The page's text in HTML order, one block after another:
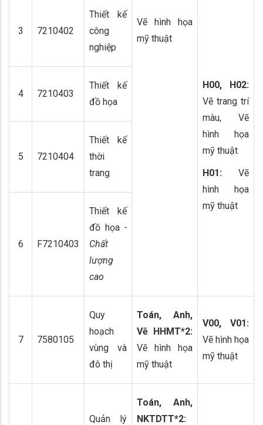
Vẽ hình họa
mỹ thuật
3 7210402
Thiết kế
công
nghiệp
H00, H02:
Vẽ trang trí
màu, Vẽ
hình họa
mỹ thuật
H01: Vẽ
hình họa
mỹ thuật
4 7210403
Thiết kế
đồ họa
5 7210404
Thiết kế
thời
trang
6 F7210403
Thiết kế
đồ họa -
Chất
lượng
cao
7 7580105
Quy
hoạch
vùng và
đô thị
Toán, Anh,
Vẽ HHMT*2:
Vẽ hình họa
mỹ thuật
V00, V01:
Vẽ hình họa
mỹ thuật
Quản lý
Toán, Anh,
NKTDTT*2: